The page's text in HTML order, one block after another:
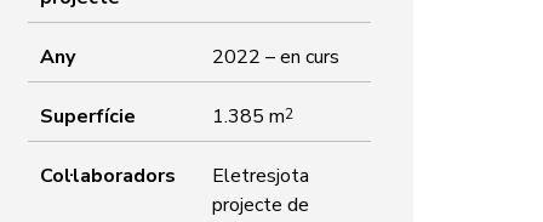
Any 2022 – en curs
Superfície 1.385 m2
Col·laboradors
Eletresjota
projecte de